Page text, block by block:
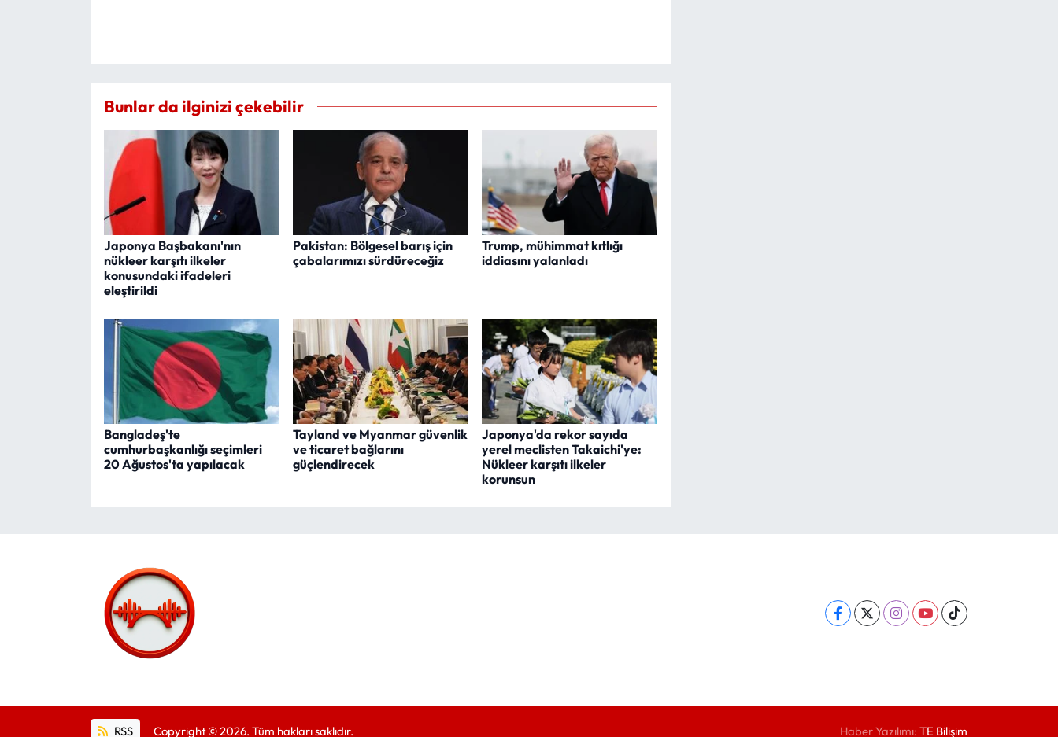
Bunlar da ilginizi çekebilir
Japonya Başbakanı'nın
nükleer karşıtı ilkeler
konusundaki ifadeleri
eleştirildi
Pakistan: Bölgesel barış için
çabalarımızı sürdüreceğiz
Trump, mühimmat kıtlığı
iddiasını yalanladı
Bangladeş'te
cumhurbaşkanlığı seçimleri
20 Ağustos'ta yapılacak
Tayland ve Myanmar güvenlik
ve ticaret bağlarını
güçlendirecek
Japonya'da rekor sayıda
yerel meclisten Takaichi'ye:
Nükleer karşıtı ilkeler
korunsun
RSS Copyright © 2026. Tüm hakları saklıdır. Haber Yazılımı:TE Bilişim